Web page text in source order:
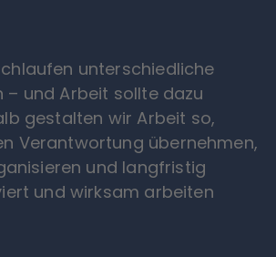
unterschiedliche
– und Arbeit sollte dazu
gestalten wir Arbeit so,
Verantwortung übernehmen,
und langfristig
und wirksam arbeiten